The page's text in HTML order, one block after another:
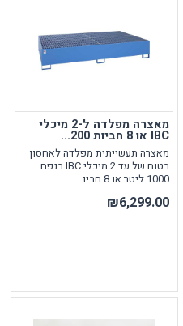
מאצרה מפלדה ל-2 מיכלי
IBC או 8 חביות 200...
מאצרה תעשייתית מפלדה לאחסון
בטוח של עד 2 מיכלי IBC בנפח
1000 ליטר או 8 חביו...
₪6,299.00